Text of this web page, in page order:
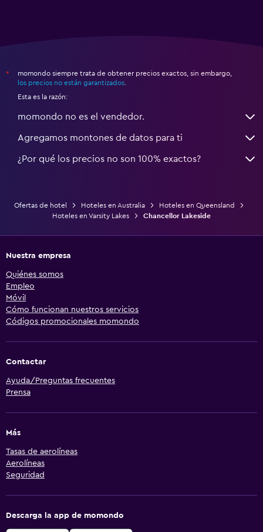
*
momondo siempre trata de obtener precios exactos, sin embargo,
los precios no están garantizados
Esta es la razón:
momondo no es el vendedor.
Agregamos montones de datos para ti
¿Por qué los precios no son 100% exactos?
Ofertas de hotel Hoteles en Australia
Hoteles en Queensland
Hoteles en Varsity Lakes
Chancellor Lakeside
Nuestra empresa
Quiénes somos
Empleo
Móvil
Cómo funcionan nuestros servicios
Códigos promocionales momondo
Contactar
Ayuda/Preguntas frecuentes
Prensa
Más
Tasas de aerolíneas
Aerolíneas
Seguridad
Descarga la app de momondo